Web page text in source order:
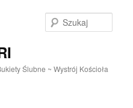
Ślubne ~ Wystrój Kościoła